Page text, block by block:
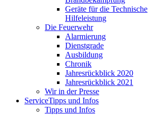
Geräte für die Technische
Hilfeleistung
Die Feuerwehr
Alarmierung
Dienstgrade
Ausbildung
Chronik
Jahresrückblick 2020
Jahresrückblick 2021
Wir in der Presse
ServiceTipps und Infos
Tipps und Infos